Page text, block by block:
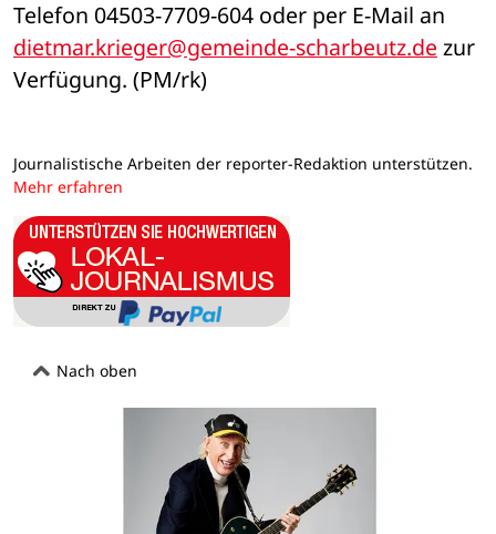
dietmar.krieger@gemeinde-scharbeutz.de zur
Verfügung. (PM/rk)
Journalistische Arbeiten der reporter-Redaktion unterstützen.
Mehr erfahren
Nach oben